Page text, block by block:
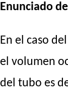
Enunciado
En el caso
el volumen
del tubo es